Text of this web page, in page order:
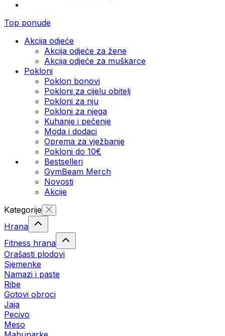
Top ponude
Akcija odjeće
Akcija odjeće za žene
Akcija odjeće za muškarce
Pokloni
Poklon bonovi
Pokloni za cijelu obitelj
Pokloni za nju
Pokloni za njega
Kuhanje i pečenje
Moda i dodaci
Oprema za vježbanje
Pokloni do 10€
Bestselleri
GymBeam Merch
Novosti
Akcije
Kategorije
Hrana
Fitness hrana
Orašasti plodovi
Sjemenke
Namazi i paste
Ribe
Gotovi obroci
Jaja
Pecivo
Meso